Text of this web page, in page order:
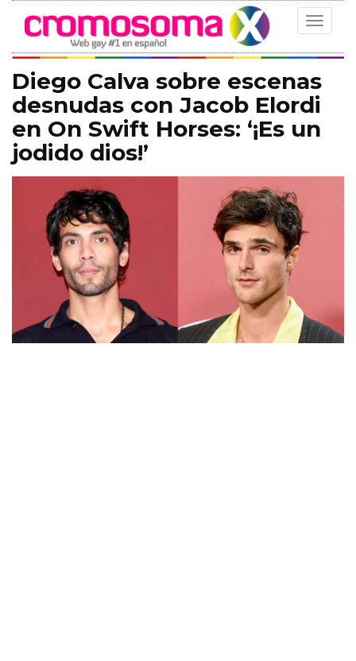
Toggle
Diego Calva sobre escenas
desnudas con Jacob Elordi
en On Swift Horses: ‘¡Es un
jodido dios!’